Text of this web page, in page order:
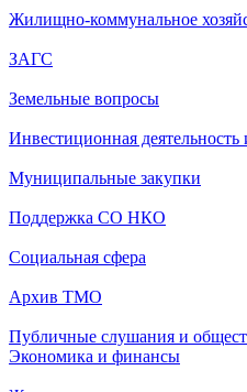
Жилищно-коммунальное
ЗАГС
Земельные вопросы
Инвестиционная
Муниципальные закупки
Поддержка СО НКО
Социальная сфера
Архив ТМО
Публичные слушания и
Экономика и финансы